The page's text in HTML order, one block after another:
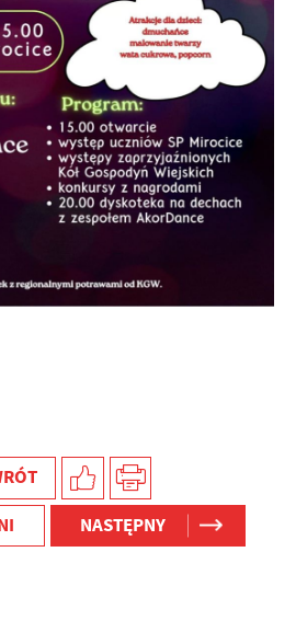
NASTĘPNY
mogą pojawić się na
lub firm będących naszymi
usług. Firmy te działają
prezentujących nasze treści w
komunikatów mediów